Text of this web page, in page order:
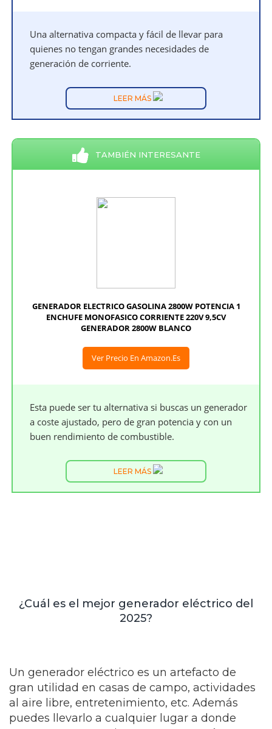
Una alternativa compacta y fácil de llevar para
quienes no tengan grandes necesidades de
generación de corriente.
LEER MÁS
TAMBIÉN INTERESANTE
GENERADOR ELECTRICO GASOLINA 2800W POTENCIA 1
ENCHUFE MONOFASICO CORRIENTE 220V 9,5CV
GENERADOR 2800W BLANCO
Ver Precio En Amazon.es
Esta puede ser tu alternativa si buscas un generador
a coste ajustado, pero de gran potencia y con un
buen rendimiento de combustible.
LEER MÁS
¿Cuál es el mejor generador eléctrico del
2025?
Un generador eléctrico es un artefacto de
gran utilidad en casas de campo, actividades
al aire libre, entretenimiento, etc. Además
puedes llevarlo a cualquier lugar a donde